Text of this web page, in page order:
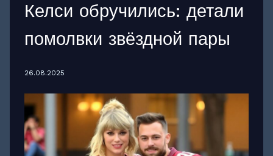
Келси обручились: детали
помолвки звёздной пары
26.08.2025